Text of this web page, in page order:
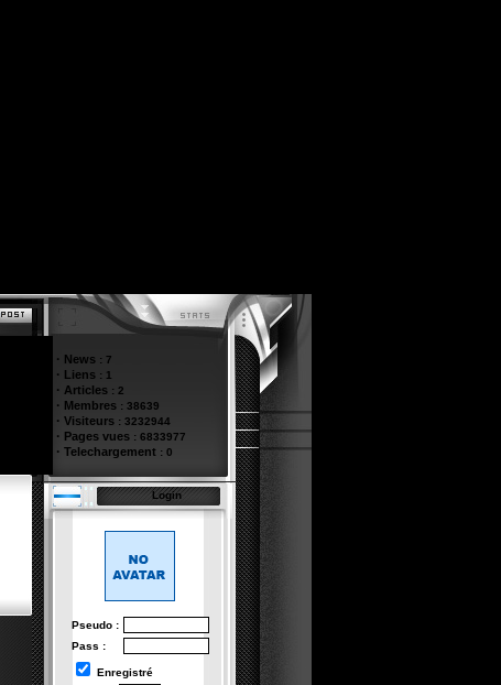
· News : 7
· Liens : 1
· Articles : 2
· Membres : 38639
· Visiteurs : 3232944
· Pages vues : 6833977
· Telechargement : 0
Login
Pseudo :
Pass :
Enregistré